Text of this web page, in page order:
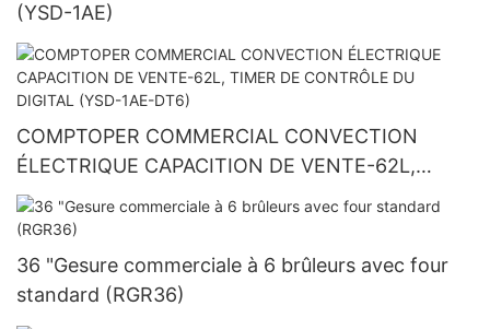
(YSD-1AE)
COMPTOPER COMMERCIAL CONVECTION
ÉLECTRIQUE CAPACITION DE VENTE-62L,
TIMER DE CONTRÔLE DU DIGITAL (YSD-1AE-
DT6)
36 "Gesure commerciale à 6 brûleurs avec four
standard (RGR36)